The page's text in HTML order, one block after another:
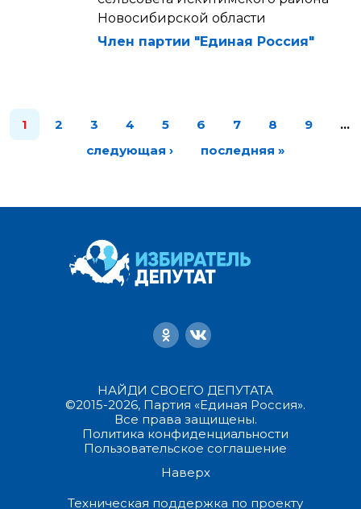
Новосибирской области
Член партии "Единая Россия"
1 2 3 4 5 6 7 8 9
…
следующая ›
последняя »
НАЙДИ СВОЕГО ДЕПУТАТА
©2015-2026, Партия «Единая Россия».
Все права защищены.
Политика конфиденциальности
Пользовательское соглашение
Наверх
Техническая поддержка по проекту